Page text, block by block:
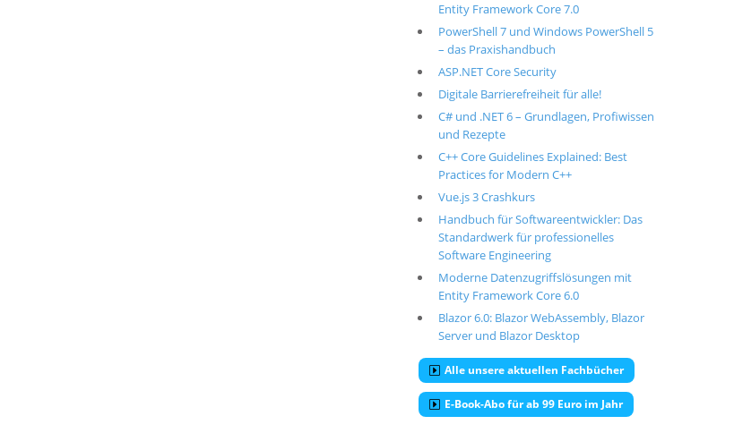
Entity Framework Core 7.0
PowerShell 7 und Windows PowerShell 5
– das Praxishandbuch
ASP.NET Core Security
Digitale Barrierefreiheit für alle!
C# und .NET 6 – Grundlagen, Profiwissen
und Rezepte
C++ Core Guidelines Explained: Best
Practices for Modern C++
Vue.js 3 Crashkurs
Handbuch für Softwareentwickler: Das
Standardwerk für professionelles
Software Engineering
Moderne Datenzugriffslösungen mit
Entity Framework Core 6.0
Blazor 6.0: Blazor WebAssembly, Blazor
Server und Blazor Desktop
Alle unsere aktuellen Fachbücher
E-Book-Abo für ab 99 Euro im Jahr